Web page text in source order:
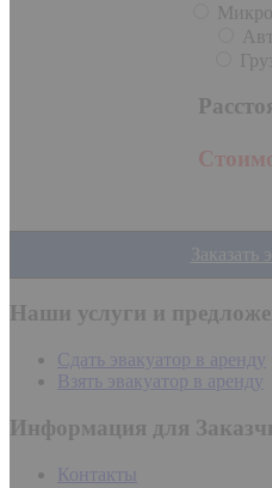
Заказать
Наши услуги и
Сдать эвакуатор в аренду
Взять эвакуатор в аренду
Информация для
Контакты